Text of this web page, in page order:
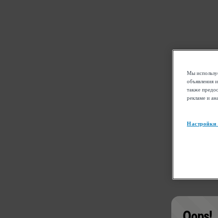
Мы
объявления
также
рекламе и